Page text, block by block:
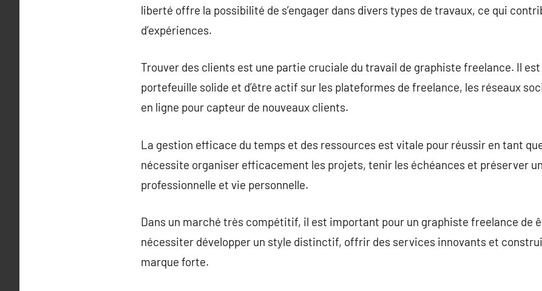
liberté offre la possibilité de s’engager dans divers types de travaux, ce qui
d’expériences.
Trouver des clients est une partie cruciale du travail de graphiste freelance. Il
portefeuille solide et d’être actif sur les plateformes de freelance, les réseaux
en ligne pour capteur de nouveaux clients.
La gestion efficace du temps et des ressources est vitale pour réussir en tant
nécessite organiser efficacement les projets, tenir les échéances et préserver
professionnelle et vie personnelle.
Dans un marché très compétitif, il est important pour un graphiste freelance de
nécessiter développer un style distinctif, offrir des services innovants et
marque forte.